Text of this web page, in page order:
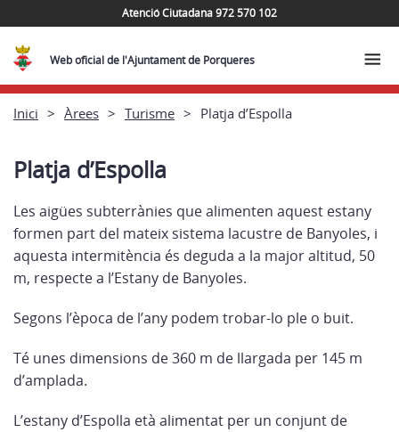
Atenció Ciutadana 972 570 102
Web oficial de l'Ajuntament de Porqueres
Inici Àrees Turisme Platja d’Espolla
Platja d’Espolla
Les aigües subterrànies que alimenten aquest estany
formen part del mateix sistema lacustre de Banyoles, i
aquesta intermitència és deguda a la major altitud, 50
m, respecte a l’Estany de Banyoles.
Segons l’època de l’any podem trobar-lo ple o buit.
Té unes dimensions de 360 m de llargada per 145 m
d’amplada.
L’estany d’Espolla età alimentat per un conjunt de